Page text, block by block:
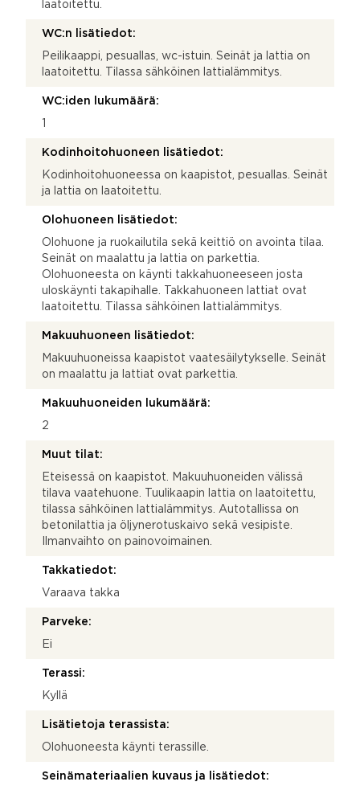
laatoitettu.
WC:n lisätiedot:
Peilikaappi, pesuallas, wc-istuin. Seinät ja lattia on
laatoitettu. Tilassa sähköinen lattialämmitys.
WC:iden lukumäärä:
Kodinhoitohuoneen lisätiedot:
Kodinhoitohuoneessa on kaapistot, pesuallas. Seinät
ja lattia on laatoitettu.
Olohuoneen lisätiedot:
Olohuone ja ruokailutila sekä keittiö on avointa tilaa.
Seinät on maalattu ja lattia on parkettia.
Olohuoneesta on käynti takkahuoneeseen josta
uloskäynti takapihalle. Takkahuoneen lattiat ovat
laatoitettu. Tilassa sähköinen lattialämmitys.
Makuuhuoneen lisätiedot:
Makuuhuoneissa kaapistot vaatesäilytykselle. Seinät
on maalattu ja lattiat ovat parkettia.
Makuuhuoneiden lukumäärä:
2
Muut tilat:
Eteisessä on kaapistot. Makuuhuoneiden välissä
tilava vaatehuone. Tuulikaapin lattia on laatoitettu,
tilassa sähköinen lattialämmitys. Autotallissa on
betonilattia ja öljynerotuskaivo sekä vesipiste.
Ilmanvaihto on painovoimainen.
Takkatiedot:
Varaava takka
Parveke:
Ei
Terassi:
Kyllä
Lisätietoja terassista:
Olohuoneesta käynti terassille.
Seinämateriaalien kuvaus ja lisätiedot: